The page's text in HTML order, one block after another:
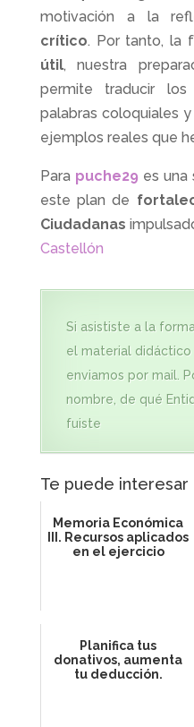
motivación a la
crítico. Por tanto, la
útil, nuestra
permite traducir
palabras coloquiales
ejemplos reales que
Para puche29 es una
este plan de
Ciudadanas
Castellón
Si asististe a la
el material didáctico
enviamos por mail.
nombre, de qué
fuiste
Te puede interesar
Memoria Económica
III. Recursos aplicados
en el ejercicio
Planifica tus
donativos, aumenta
tu deducción.